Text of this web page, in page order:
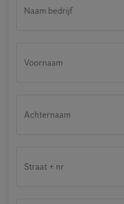
Naam bedrijf
Voornaam
Achternaam
Straat + nr